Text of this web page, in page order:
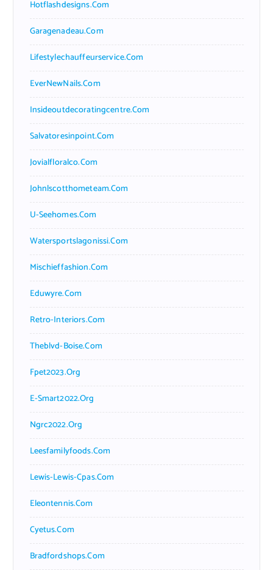
Hotflashdesigns.com
Garagenadeau.com
Lifestylechauffeurservice.com
EverNewNails.com
Insideoutdecoratingcentre.com
Salvatoresinpoint.com
Jovialfloralco.com
Johnlscotthometeam.com
U-Seehomes.com
Watersportslagonissi.com
Mischieffashion.com
Eduwyre.com
Retro-Interiors.com
Theblvd-Boise.com
Fpet2023.org
E-Smart2022.org
Ngrc2022.org
Leesfamilyfoods.com
Lewis-Lewis-Cpas.com
Eleontennis.com
Cyetus.com
Bradfordshops.com